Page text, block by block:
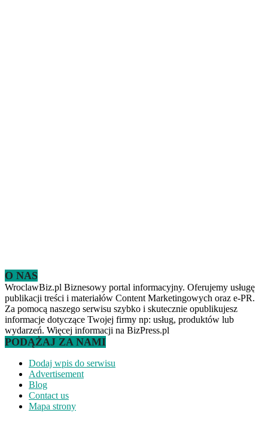
O NAS
WroclawBiz.pl Biznesowy portal informacyjny. Oferujemy usługę
publikacji treści i materiałów Content Marketingowych oraz e-PR.
Za pomocą naszego serwisu szybko i skutecznie opublikujesz
informacje dotyczące Twojej firmy np: usług, produktów lub
wydarzeń. Więcej informacji na BizPress.pl
PODĄŻAJ ZA NAMI
Dodaj wpis do serwisu
Advertisement
Blog
Contact us
Mapa strony